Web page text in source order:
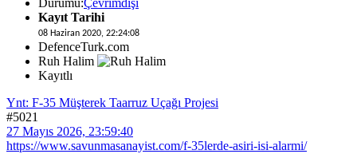
Durumu:Çevrimdışı
Kayıt Tarihi
08 Haziran 2020, 22:24:08
DefenceTurk.com
Ruh Halim
Kayıtlı
Ynt: F-35 Müşterek Taarruz Uçağı Projesi
#5021
27 Mayıs 2026, 23:59:40
https://www.savunmasanayist.com/f-35lerde-asiri-isi-alarmi/